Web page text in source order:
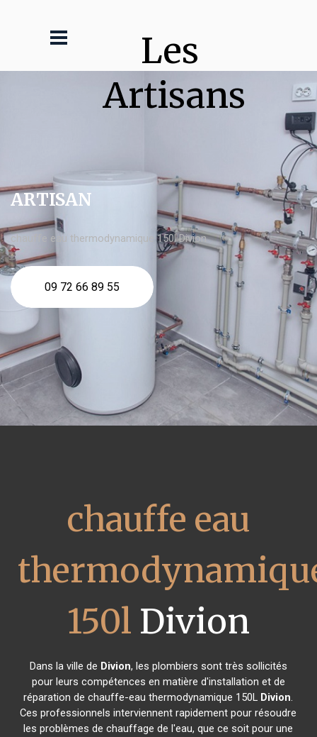
Les
Artisans
ARTISAN
chauffe eau thermodynamique 150l Divion
09 72 66 89 55
chauffe eau
150l Divion
Dans la ville de Divion, les plombiers sont très sollicités
pour leurs compétences en matière d'installation et de
réparation de chauffe-eau thermodynamique 150L Divion.
Ces professionnels interviennent rapidement pour résoudre
les problèmes de chauffage de l'eau, que ce soit pour une